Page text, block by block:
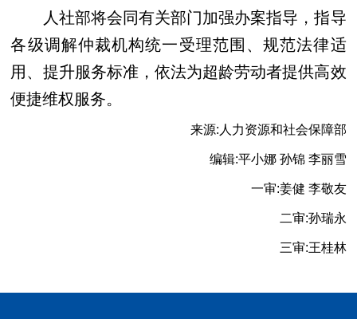
人社部将会同有关部门加强办案指导，指导
各级调解仲裁机构统一受理范围、规范法律适
用、提升服务标准，依法为超龄劳动者提供高效
便捷维权服务。
来源:人力资源和社会保障部
编辑:平小娜 孙锦 李丽雪
一审:姜健 李敬友
二审:孙瑞永
三审:王桂林